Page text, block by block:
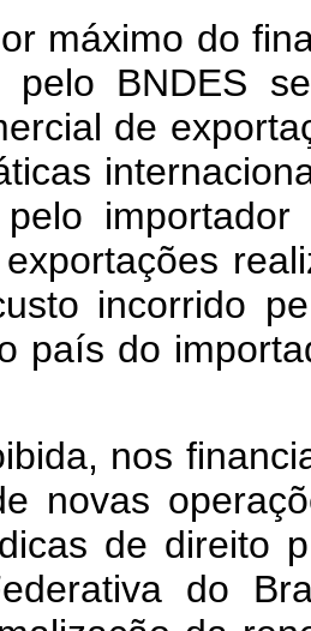
máximo do
pelo BNDES
de
importador
incorrido
país do
nos
novas
de direito
do